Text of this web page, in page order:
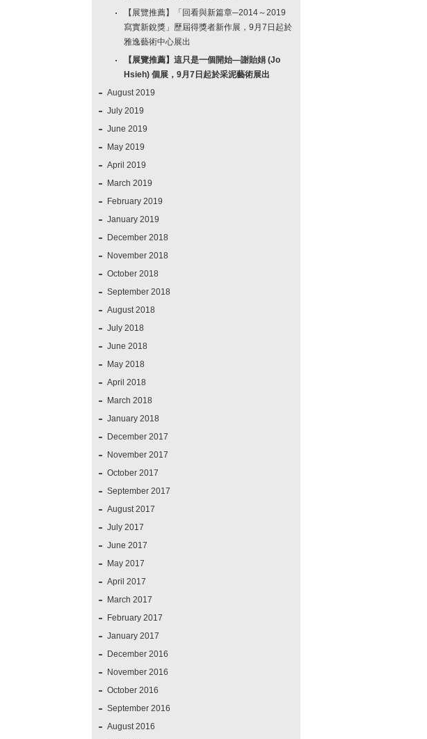
【展覽推薦】「回看與新篇章─2014～2019
寫實新銳獎」歷屆得獎者新作展，9月7日起於
雅逸藝術中心展出
【展覽推薦】這只是一個開始—謝貽娟 (Jo
Hsieh) 個展，9月7日起於采泥藝術展出
August 2019
July 2019
June 2019
May 2019
April 2019
March 2019
February 2019
January 2019
December 2018
November 2018
October 2018
September 2018
August 2018
July 2018
June 2018
May 2018
April 2018
March 2018
January 2018
December 2017
November 2017
October 2017
September 2017
August 2017
July 2017
June 2017
May 2017
April 2017
March 2017
February 2017
January 2017
December 2016
November 2016
October 2016
September 2016
August 2016